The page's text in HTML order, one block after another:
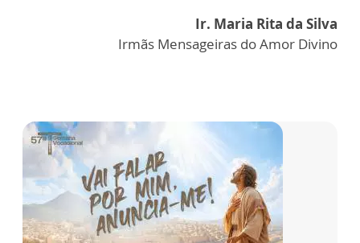
Ir. Maria Rita da Silva
Irmãs Mensageiras do Amor Divino